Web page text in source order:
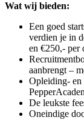
Wat wij bieden:
Een goed
verdien je in
en €250,- per
aanbrengt –
Opleiding- en
De leukste
Oneindige